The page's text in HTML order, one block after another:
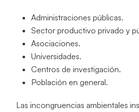
Administraciones públicas.
Sector productivo privado y
Asociaciones.
Universidades.
Centros de investigación.
Población en general.
Las incongruencias ambientales